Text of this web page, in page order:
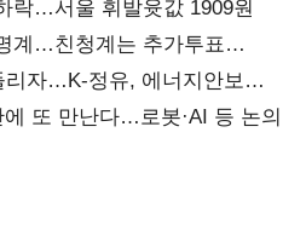
락…서울 휘발윳값 1909원
계…친청계는 추가투표
리자…K-정유, 에너지안보
또 만난다…로봇·AI 등 논의